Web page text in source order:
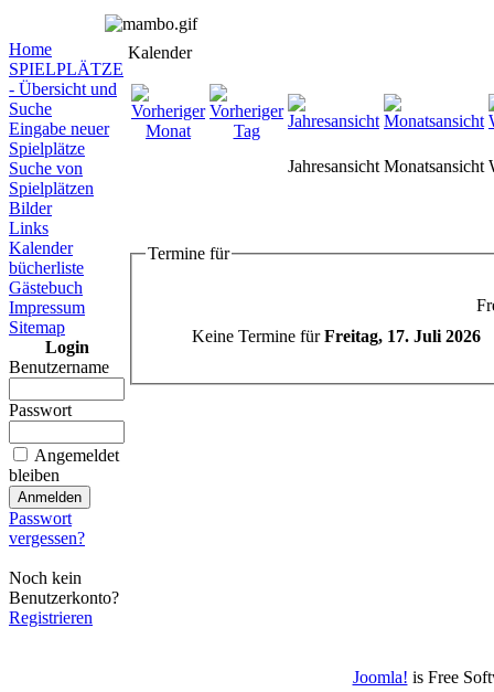
Home
SPIELPLÄTZE
- Übersicht und
Suche
Eingabe neuer
Spielplätze
Suche von
Spielplätzen
Bilder
Links
Kalender
bücherliste
Gästebuch
Impressum
Sitemap
Login
Benutzername
Passwort
Angemeldet
bleiben
Passwort
vergessen?
Noch kein
Benutzerkonto?
Registrieren
Kalender
Jahresansicht Monatsansicht
Termine für
Keine Termine fürFreitag, 17. Juli 2026
Joomla! is Free